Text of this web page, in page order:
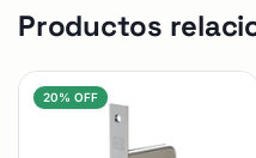
Productos
20% OFF